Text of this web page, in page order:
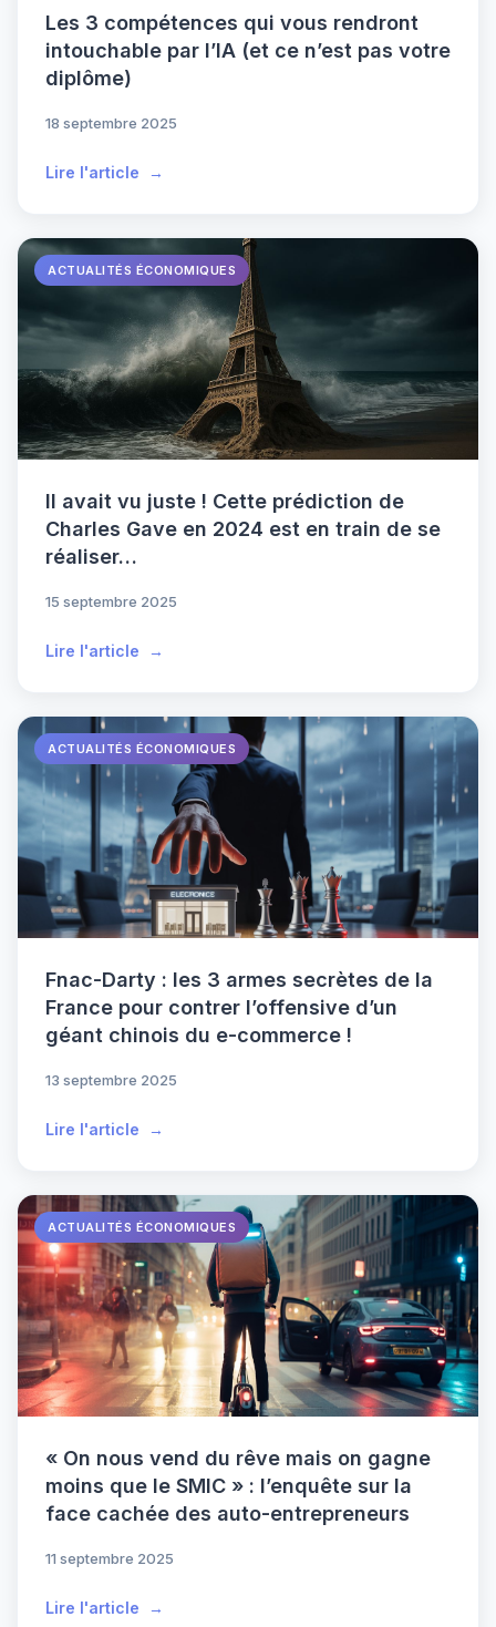
Les 3 compétences qui vous rendront
intouchable par l’IA (et ce n’est pas votre
diplôme)
18 septembre 2025
Lire l'article
ACTUALITÉS ÉCONOMIQUES
Il avait vu juste ! Cette prédiction de
Charles Gave en 2024 est en train de se
réaliser…
15 septembre 2025
Lire l'article
ACTUALITÉS ÉCONOMIQUES
Fnac-Darty : les 3 armes secrètes de la
France pour contrer l’offensive d’un
géant chinois du e-commerce !
13 septembre 2025
Lire l'article
ACTUALITÉS ÉCONOMIQUES
« On nous vend du rêve mais on gagne
moins que le SMIC » : l’enquête sur la
face cachée des auto-entrepreneurs
11 septembre 2025
Lire l'article